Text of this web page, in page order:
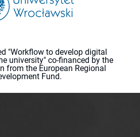
"Workflow to develop digital
university" co-financed by the
from the European Regional
Fund.